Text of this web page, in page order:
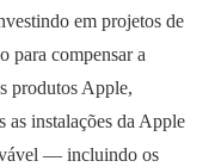
em projetos de
para compensar a
produtos Apple,
instalações da Apple
— incluindo os